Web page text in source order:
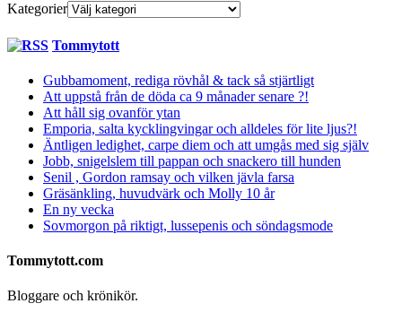
Kategorier
Tommytott
Gubbamoment, rediga rövhål & tack så stjärtligt
Att uppstå från de döda ca 9 månader senare ?!
Att håll sig ovanför ytan
Emporia, salta kycklingvingar och alldeles för lite ljus?!
Äntligen ledighet, carpe diem och att umgås med sig själv
Jobb, snigelslem till pappan och snackero till hunden
Senil , Gordon ramsay och vilken jävla farsa
Gräsänkling, huvudvärk och Molly 10 år
En ny vecka
Sovmorgon på riktigt, lussepenis och söndagsmode
Tommytott.com
Bloggare och krönikör.